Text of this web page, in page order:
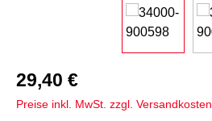
29,40 €
Preise inkl. MwSt. zzgl. Versandkosten